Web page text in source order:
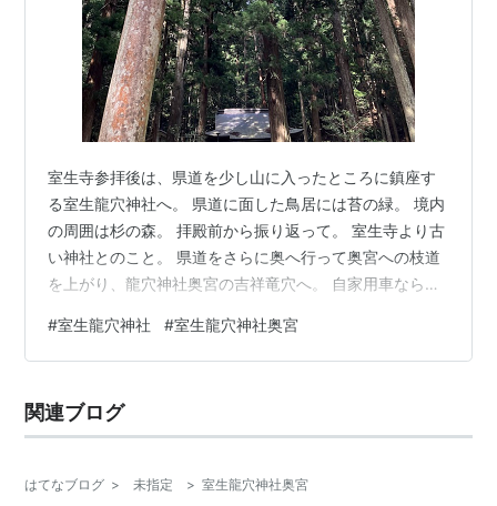
室生寺参拝後は、県道を少し山に入ったところに鎮座す
る室生龍穴神社へ。 県道に面した鳥居には苔の緑。 境内
の周囲は杉の森。 拝殿前から振り返って。 室生寺より古
い神社とのこと。 県道をさらに奥へ行って奥宮への枝道
を上がり、龍穴神社奥宮の吉祥竜穴へ。 自家用車ならす
ら30分近く歩いて上がりました。 そこから山道を少し下
ると龍穴前の参拝所。そこから谷の向こうの龍穴を。 右
きます。すぐ先で室生川に合流、室生口で宇陀川に合
流、北東へ県境を越えて名張川に合流、月ヶ瀬のダム湖
#室生龍穴神社 #室生龍穴神社奥宮
関連ブログ
はてなブログ > 未指定 > 室生龍穴神社奥宮